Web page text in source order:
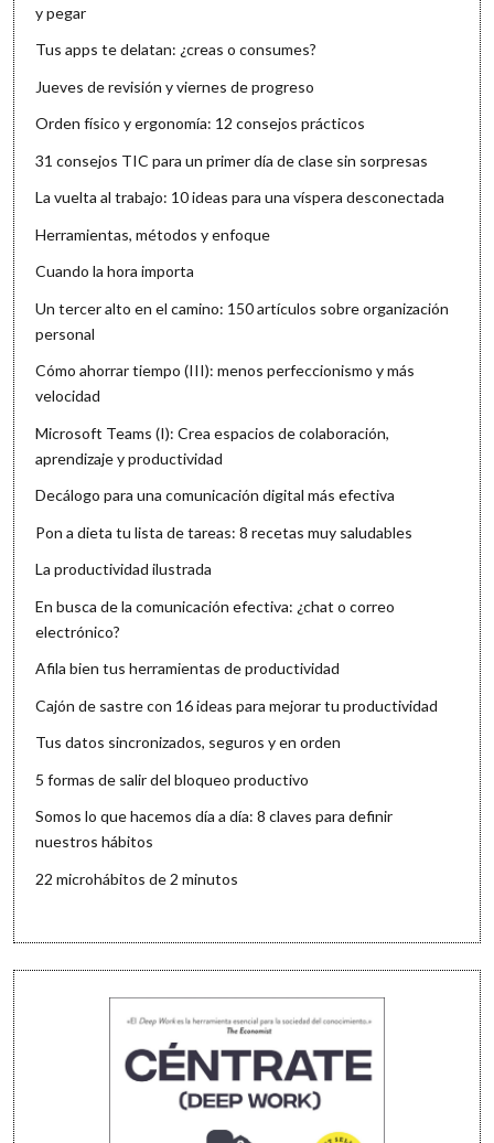
y pegar
Tus apps te delatan: ¿creas o consumes?
Jueves de revisión y viernes de progreso
Orden físico y ergonomía: 12 consejos prácticos
31 consejos TIC para un primer día de clase sin sorpresas
La vuelta al trabajo: 10 ideas para una víspera desconectada
Herramientas, métodos y enfoque
Cuando la hora importa
Un tercer alto en el camino: 150 artículos sobre organización
personal
Cómo ahorrar tiempo (III): menos perfeccionismo y más
velocidad
Microsoft Teams (I): Crea espacios de colaboración,
aprendizaje y productividad
Decálogo para una comunicación digital más efectiva
Pon a dieta tu lista de tareas: 8 recetas muy saludables
La productividad ilustrada
En busca de la comunicación efectiva: ¿chat o correo
electrónico?
Afila bien tus herramientas de productividad
Cajón de sastre con 16 ideas para mejorar tu productividad
Tus datos sincronizados, seguros y en orden
5 formas de salir del bloqueo productivo
Somos lo que hacemos día a día: 8 claves para definir
nuestros hábitos
22 microhábitos de 2 minutos